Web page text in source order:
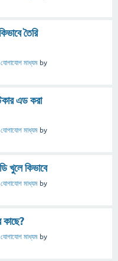
তৈরি
যোগাযোগ মাধ্যম by
এড করা
যোগাযোগ মাধ্যম by
খুলে কিভাবে
যোগাযোগ মাধ্যম by
যোগাযোগ মাধ্যম by